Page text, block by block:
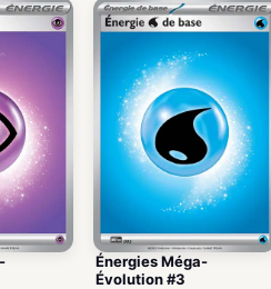
Énergies Méga-
Évolution #3